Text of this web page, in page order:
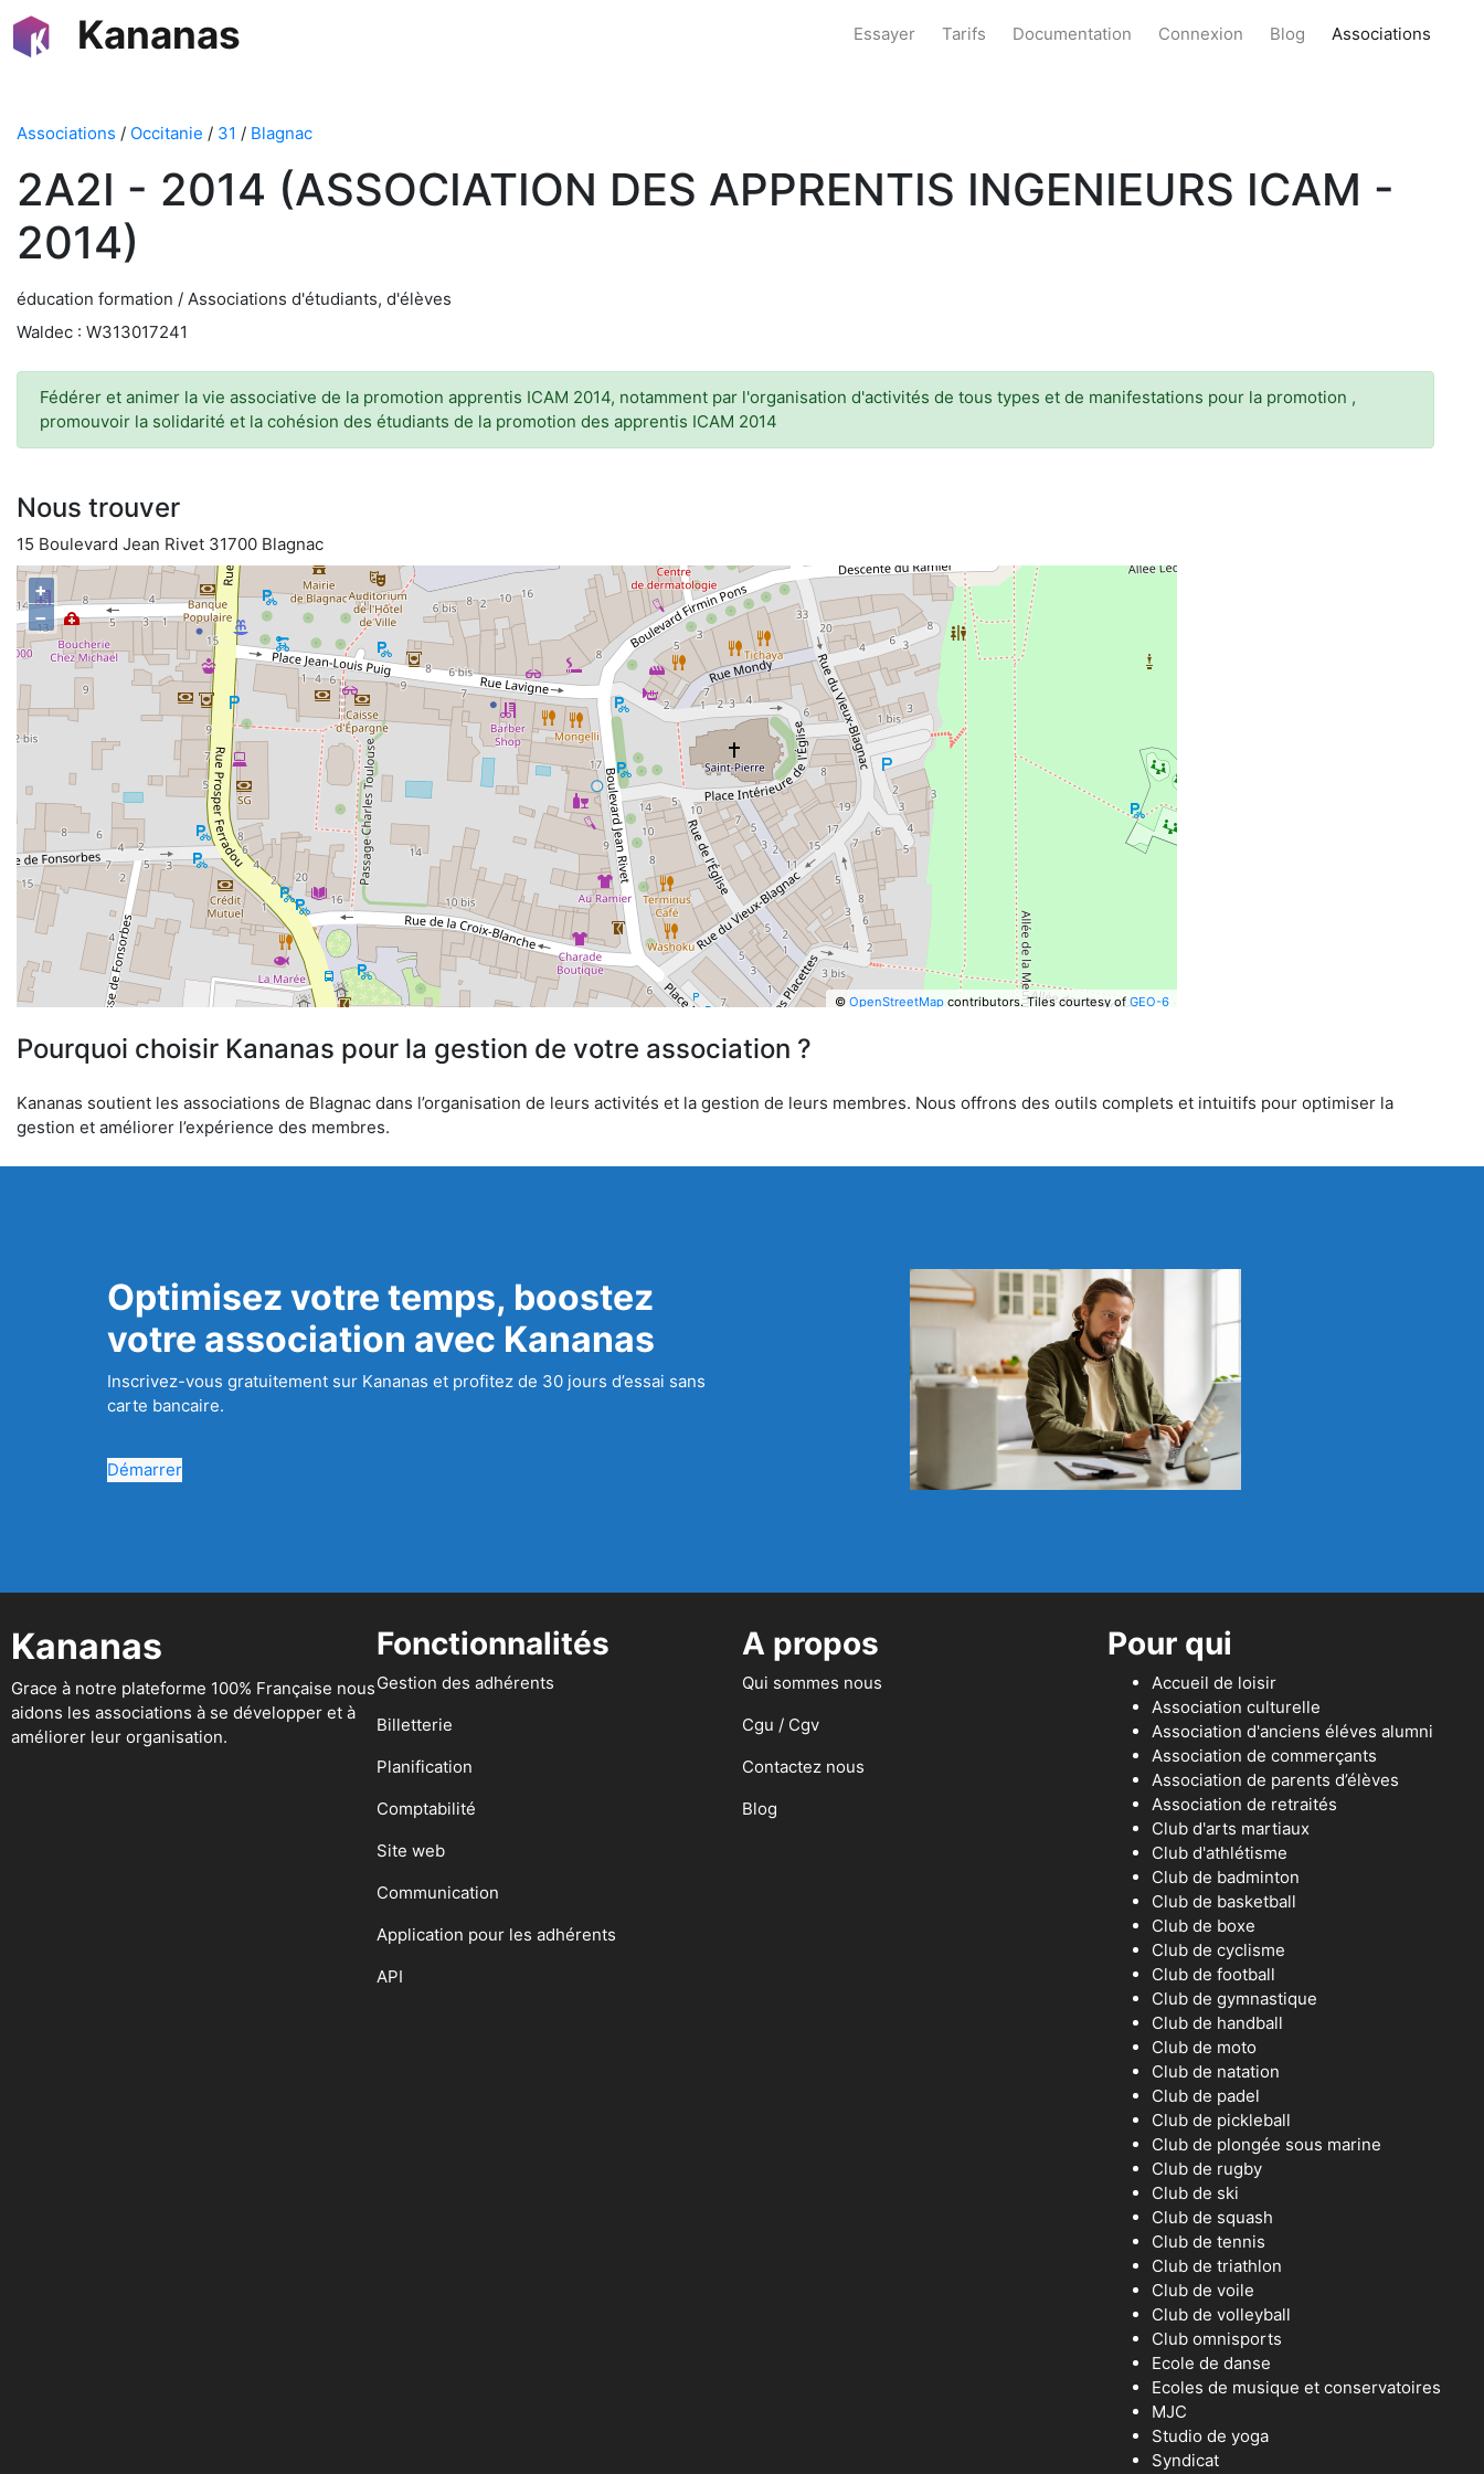
Kananas Essayer Tarifs Documentation Connexion Blog Associations
Associations / Occitanie / 31 / Blagnac
2A2I - 2014 (ASSOCIATION DES APPRENTIS INGENIEURS ICAM -
2014)
éducation formation / Associations d'étudiants, d'élèves
Waldec : W313017241
Fédérer et animer la vie associative de la promotion apprentis ICAM 2014, notamment par l'organisation d'activités de tous types et de manifestations pour la promotion ,
promouvoir la solidarité et la cohésion des étudiants de la promotion des apprentis ICAM 2014
Nous trouver
15 Boulevard Jean Rivet 31700 Blagnac
+
−
© OpenStreetMapcontributors. Tiles courtesy of GEO-6
Pourquoi choisir Kananas pour la gestion de votre association ?
Kananas soutient les associations de Blagnac dans l’organisation de leurs activités et la gestion de leurs membres. Nous offrons des outils complets et intuitifs pour optimiser la
gestion et améliorer l’expérience des membres.
Optimisez votre temps, boostez
votre association avec Kananas
Inscrivez-vous gratuitement sur Kananas et profitez de 30 jours d’essai sans
carte bancaire.
Démarrer
Kananas
Grace à notre plateforme 100% Française nous
aidons les associations à se développer et à
améliorer leur organisation.
Fonctionnalités
Gestion des adhérents
Billetterie
Planification
Comptabilité
Site web
Communication
Application pour les adhérents
API
A propos
Qui sommes nous
Cgu / Cgv
Contactez nous
Blog
Pour qui
Accueil de loisir
Association culturelle
Association d'anciens éléves alumni
Association de commerçants
Association de parents d’élèves
Association de retraités
Club d'arts martiaux
Club d'athlétisme
Club de badminton
Club de basketball
Club de boxe
Club de cyclisme
Club de football
Club de gymnastique
Club de handball
Club de moto
Club de natation
Club de padel
Club de pickleball
Club de plongée sous marine
Club de rugby
Club de ski
Club de squash
Club de tennis
Club de triathlon
Club de voile
Club de volleyball
Club omnisports
Ecole de danse
Ecoles de musique et conservatoires
MJC
Studio de yoga
Syndicat